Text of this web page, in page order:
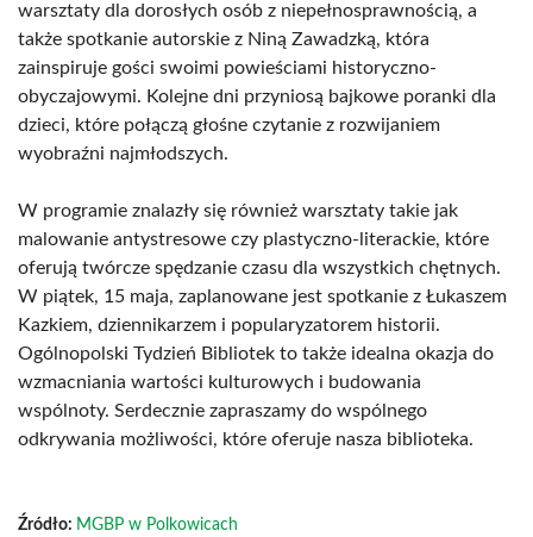
warsztaty dla dorosłych osób z niepełnosprawnością, a
także spotkanie autorskie z Niną Zawadzką, która
zainspiruje gości swoimi powieściami historyczno-
obyczajowymi. Kolejne dni przyniosą bajkowe poranki dla
dzieci, które połączą głośne czytanie z rozwijaniem
wyobraźni najmłodszych.
W programie znalazły się również warsztaty takie jak
malowanie antystresowe czy plastyczno-literackie, które
oferują twórcze spędzanie czasu dla wszystkich chętnych.
W piątek, 15 maja, zaplanowane jest spotkanie z Łukaszem
Kazkiem, dziennikarzem i popularyzatorem historii.
Ogólnopolski Tydzień Bibliotek to także idealna okazja do
wzmacniania wartości kulturowych i budowania
wspólnoty. Serdecznie zapraszamy do wspólnego
odkrywania możliwości, które oferuje nasza biblioteka.
Źródło: MGBP w Polkowicach